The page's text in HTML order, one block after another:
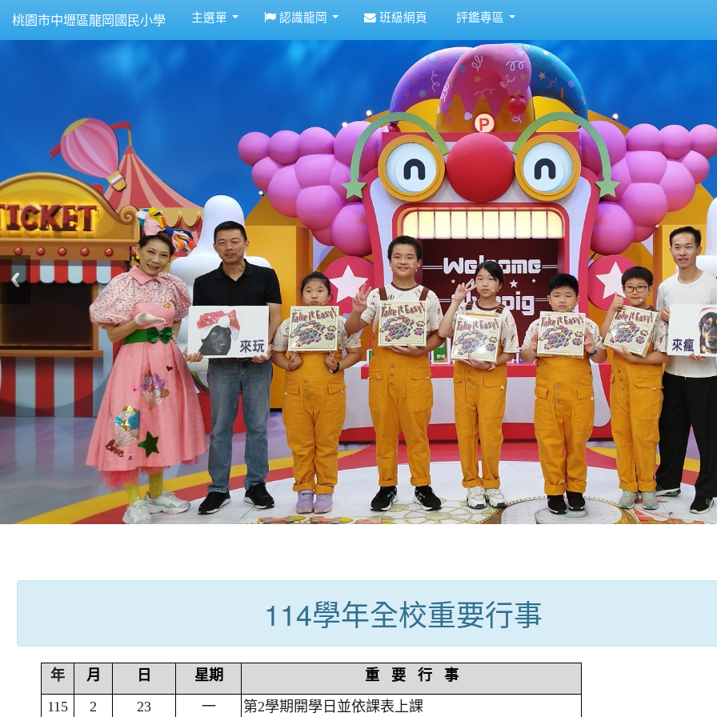
桃園市中壢區龍岡國民小學 主選單 認識龍岡 班級網頁 評鑑專區
114學年全校重要行事
年 月 日 星期
重 要 行 事
115
2 23 一 第2學期開學日並依課表上課